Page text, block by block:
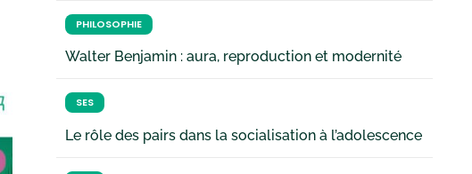
PHILOSOPHIE
Walter Benjamin : aura, reproduction et modernité
SES
Le rôle des pairs dans la socialisation à l’adolescence